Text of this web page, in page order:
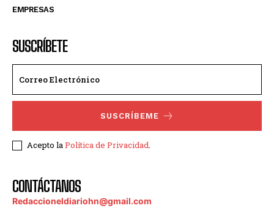
EMPRESAS
SUSCRÍBETE
SUSCRÍBEME
Acepto laPolítica de Privacidad.
CONTÁCTANOS
Redaccioneldiariohn@gmail.com